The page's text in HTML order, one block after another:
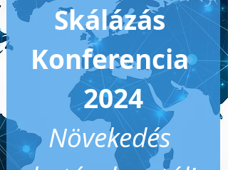
Skálázás
Konferencia
2024
Növekedés